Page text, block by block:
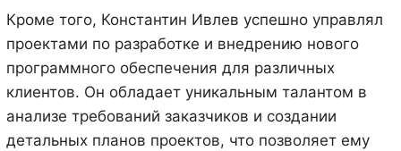
Кроме того, Константин Ивлев успешно управлял
проектами по разработке и внедрению нового
программного обеспечения для различных
клиентов. Он обладает уникальным талантом в
анализе требований заказчиков и создании
детальных планов проектов, что позволяет ему